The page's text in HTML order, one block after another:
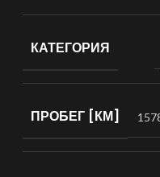
КАТЕГОРИЯ
ПРОБЕГ [КМ]